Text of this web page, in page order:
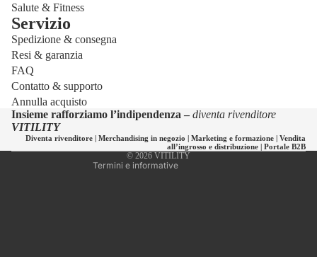
Salute & Fitness
Servizio
Spedizione & consegna
Resi & garanzia
FAQ
Contatto & supporto
Annulla acquisto
Insieme rafforziamo l’indipendenza – diventa rivenditore
VITILITY
Diventa rivenditore | Merchandising in negozio | Marketing e formazione | Vendita
all’ingrosso e distribuzione | Portale B2B
© 2026 VITILITY
Termini e informative
Informativa sulla privacy
Informativa sui rimborsi
Informativa sulle spedizioni
Recapiti
Termini e condizioni del servizio
Informativa legale